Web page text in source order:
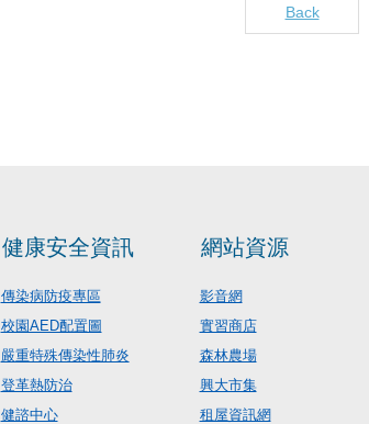
Back
健康安全資訊
傳染病防疫專區
校園AED配置圖
嚴重特殊傳染性肺炎
登革熱防治
健諮中心
網站資源
影音網
實習商店
森林農場
興大市集
租屋資訊網